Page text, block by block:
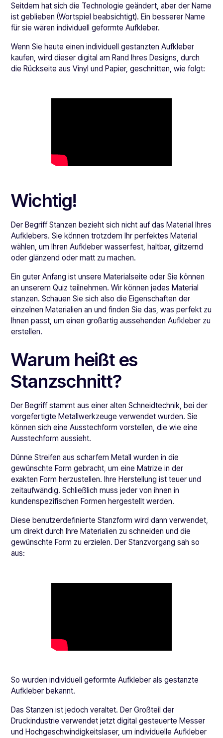
Seitdem hat sich die Technologie geändert, aber der Name
ist geblieben (Wortspiel beabsichtigt). Ein besserer Name
für sie wären individuell geformte Aufkleber.
Wenn Sie heute einen individuell gestanzten Aufkleber
kaufen, wird dieser digital am Rand Ihres Designs, durch
die Rückseite aus Vinyl und Papier, geschnitten, wie folgt:
Wichtig!
Der Begriff Stanzen bezieht sich nicht auf das Material Ihres
Aufklebers. Sie können trotzdem Ihr perfektes Material
wählen, um Ihren Aufkleber wasserfest, haltbar, glitzernd
oder glänzend oder matt zu machen.
Ein guter Anfang ist unsere Materialseite oder Sie können
an unserem Quiz teilnehmen. Wir können jedes Material
stanzen. Schauen Sie sich also die Eigenschaften der
einzelnen Materialien an und finden Sie das, was perfekt zu
Ihnen passt, um einen großartig aussehenden Aufkleber zu
erstellen.
Warum heißt es
Stanzschnitt?
Der Begriff stammt aus einer alten Schneidtechnik, bei der
vorgefertigte Metallwerkzeuge verwendet wurden. Sie
können sich eine Ausstechform vorstellen, die wie eine
Ausstechform aussieht.
Dünne Streifen aus scharfem Metall wurden in die
gewünschte Form gebracht, um eine Matrize in der
exakten Form herzustellen. Ihre Herstellung ist teuer und
zeitaufwändig. Schließlich muss jeder von ihnen in
kundenspezifischen Formen hergestellt werden.
Diese benutzerdefinierte Stanzform wird dann verwendet,
um direkt durch Ihre Materialien zu schneiden und die
gewünschte Form zu erzielen. Der Stanzvorgang sah so
aus:
So wurden individuell geformte Aufkleber als gestanzte
Aufkleber bekannt.
Das Stanzen ist jedoch veraltet. Der Großteil der
Druckindustrie verwendet jetzt digital gesteuerte Messer
und Hochgeschwindigkeitslaser, um individuelle Aufkleber